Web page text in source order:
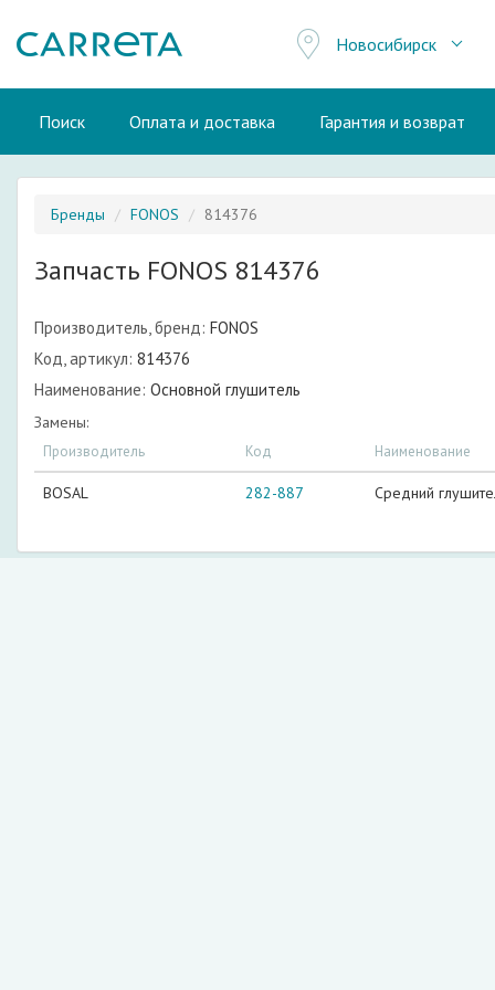
Новосибирск
Поиск Оплата и доставка Гарантия и возврат
Бренды FONOS 814376
Запчасть FONOS 814376
Производитель, бренд: FONOS
Код, артикул: 814376
Наименование: Основной глушитель
Замены:
Производитель Код Наименование
BOSAL 282-887 Средний